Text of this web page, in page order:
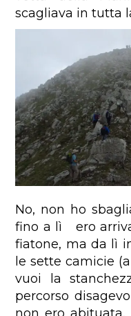
scagliava in tutta
No, non ho
fino a lì ero
fiatone, ma da lì
le sette camicie
vuoi la
percorso
non ero